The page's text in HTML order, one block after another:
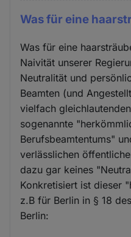
Was für eine
Was für eine
Naivität unserer
Neutralität und
Beamten (und
vielfach
sogenannte
Berufsbeamtentums"
verlässlichen
dazu gar keines
Konkretisiert ist dieser
z.B für Berlin in § 18
Berlin: